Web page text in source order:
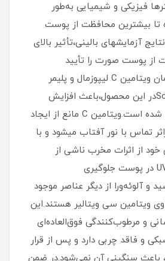
فیزیکی و شیمیایی به‌طور
تا بیشترین محافظت از پوست
آزمایشهای بالینی،تأثیر بالای
از پوست صورت را تأیید
میکنند.استفاده همزمان ویتامین C لیپوزمال و پلیمر
گیاهی Solperform 100در این محصول،باعث افزایش
قدرت و اثربخشی آن شده است.ویتامین C مانع از ایجاد
تماس با نور آفتاب میشود و با
از اثرات مخرب ناشی از
اکسیداسیون اشعه UV در پوست جلوگیری
و آلوئه‌ورا از دیگر عناصر موجود
ویتامین سی ویتالیر هستند.این
و مرطوب‌کنندگی فوق‌العاده‌ای
و فاقد چربی دارد و پس از قرار
باعث سنگینی آن نمی‌شود.در ضمن